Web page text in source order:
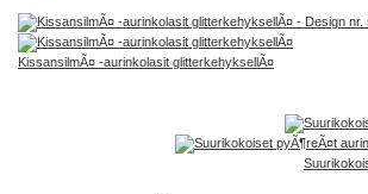
KissansilmÃ¤ -aurinkolasit glitterkehyksellÃ¤